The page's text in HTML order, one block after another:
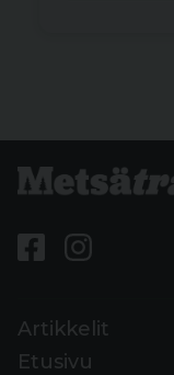
Artikkelit
Etusivu